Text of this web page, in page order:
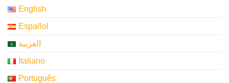
English
Español
العربية
Italiano
Português